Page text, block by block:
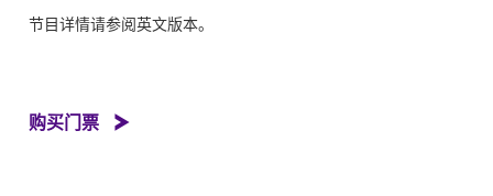
节目详情请参阅英文版本。
购买门票